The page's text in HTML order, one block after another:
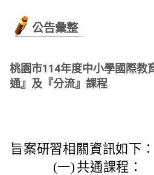
公告彙整
桃園市114年度中小學國際教
通』及『分流』課程
旨案研習相關資訊如下：
(一) 共通課程：